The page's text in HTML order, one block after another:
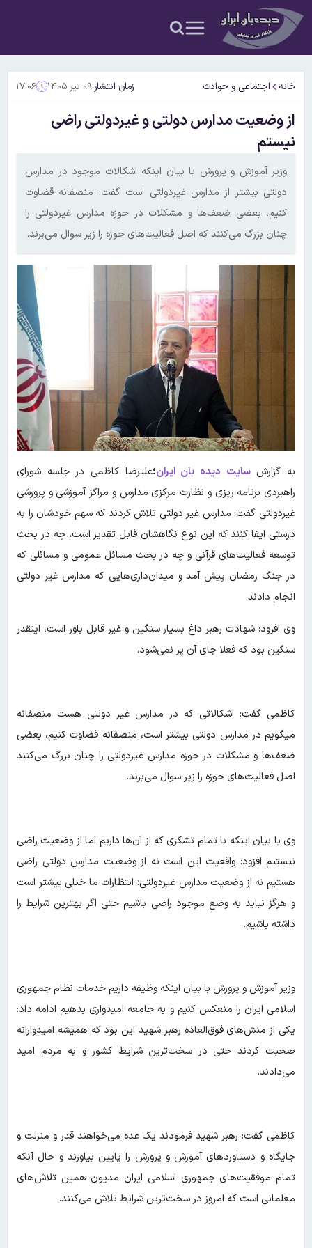
خانه اجتماعی و حوادث زمان انتشار:۰۹ تیر ۱۴۰۵ ۱۷:۰۶
از وضعیت مدارس دولتی و غیردولتی راضی
نیستم
وزیر آموزش و پرورش با بیان اینکه اشکالات موجود در مدارس
دولتی بیشتر از مدارس غیردولتی است گفت: منصفانه قضاوت
کنیم، بعضی ضعف‌ها و مشکلات در حوزه مدارس غیردولتی را
چنان بزرگ می‌کنند که اصل فعالیت‌های حوزه را زیر سوال می‌برند.
به گزارشسایت دیده بان ایران؛علیرضا کاظمی در جلسه شورای
راهبردی برنامه ریزی و نظارت مرکزی مدارس و مراکز آموزشی و پرورشی
غیردولتی گفت: مدارس غیر دولتی تلاش کردند که سهم خودشان را به
درستی ایفا کنند که این نوع نگاهشان قابل تقدیر است، چه در بحث
توسعه فعالیت‌های قرآنی و چه در بحث مسائل عمومی و مسائلی که
در جنگ رمضان پیش آمد و میدان‌داری‌هایی که مدارس غیر دولتی
انجام دادند.
وی افزود: شهادت رهبر داغ بسیار سنگین و غیر قابل باور است، اینقدر
سنگین بود که فعلا جای آن پر نمی‌شود.
کاظمی گفت: اشکالاتی که در مدارس غیر دولتی هست منصفانه
میگویم در مدارس دولتی بیشتر است، منصفانه قضاوت کنیم، بعضی
ضعف‌ها و مشکلات در حوزه مدارس غیردولتی را چنان بزرگ می‌کنند
اصل فعالیت‌های حوزه را زیر سوال می‌برند.
وی با بیان اینکه با تمام تشکری که از آن‌ها داریم اما از وضعیت راضی
نیستیم افزود: واقعیت این است نه از وضعیت مدارس دولتی راضی
هستیم نه از وضعیت مدارس غیردولتی؛ انتظارات ما خیلی بیشتر است
و هرگز نباید به وضع موجود راضی باشیم حتی اگر بهترین شرایط را
داشته باشیم.
وزیر آموزش و پرورش با بیان اینکه وظیفه داریم خدمات نظام جمهوری
اسلامی ایران را منعکس کنیم و به جامعه امیدواری بدهیم ادامه داد:
یکی از منش‌های فوق‌العاده رهبر شهید این بود که همیشه امیدوارانه
صحبت کردند حتی در سخت‌ترین شرایط کشور و به مردم امید
می‌دادند.
کاظمی گفت: رهبر شهید فرمودند یک عده می‌خواهند قدر و منزلت و
جایگاه و دستاوردهای آموزش و پرورش را پایین بیاورند و حال آنکه
تمام موفقیت‌های جمهوری اسلامی ایران مدیون همین تلاش‌های
معلمانی است که امروز در سخت‌ترین شرایط تلاش می‌کنند.